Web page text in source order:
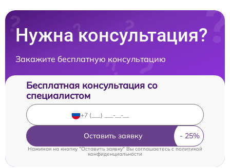
Нужна консультация?
Закажите бесплатную консультацию
Бесплатная консультация со
специалистом
Оставить заявку
Нажимая на кнопку "Оставить заявку" Вы соглашаетесь cполитикой
конфиденциальности